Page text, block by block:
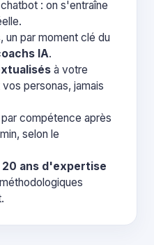
: on s'entraîne
un par moment clé du
IA.
à votre
personas, jamais
par compétence après
selon le
20 ans d'expertise